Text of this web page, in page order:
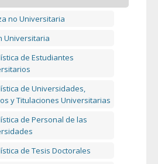
no Universitaria
Universitaria
de Estudiantes
de Universidades,
y Titulaciones Universitarias
de Personal de las
de Tesis Doctorales